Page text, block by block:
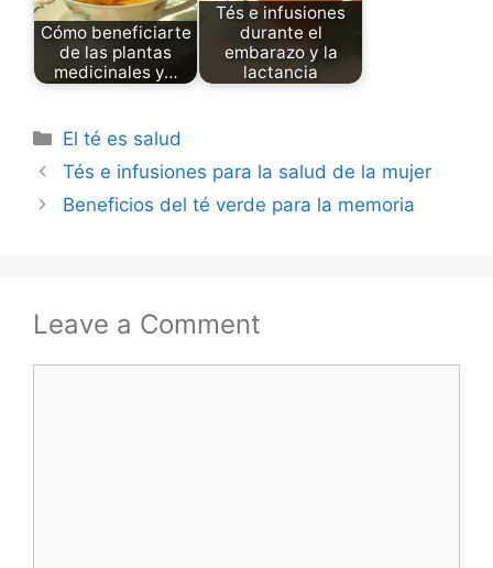
Cómo beneficiarte
de las plantas
medicinales y…
Tés e infusiones
durante el
embarazo y la
lactancia
Categories
El té es salud
Tés e infusiones para la salud de la mujer
Beneficios del té verde para la memoria
Leave a Comment